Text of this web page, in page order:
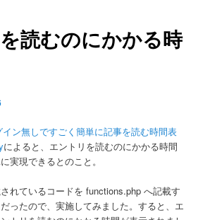
読むのにかかる時
ン無しですごく簡単に記事を読む時間表
によると、エントリを読むのにかかる時間
実現できるとのこと。
れているコードを functions.php へ記載す
ったので、実施してみました。すると、エ